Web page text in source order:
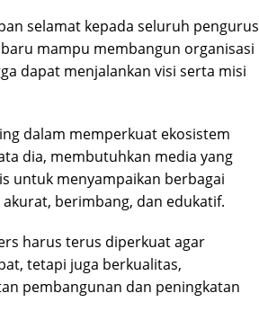
selamat kepada seluruh pengurus
mampu membangun organisasi
dapat menjalankan visi serta misi
dalam memperkuat ekosistem
dia, membutuhkan media yang
untuk menyampaikan berbagai
berimbang, dan edukatif.
harus terus diperkuat agar
tetapi juga berkualitas,
pembangunan dan peningkatan